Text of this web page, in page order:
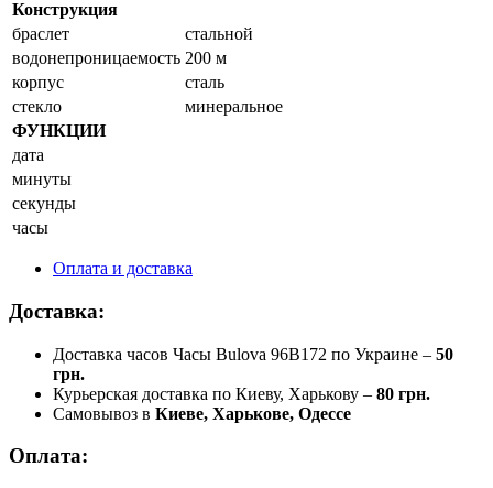
Конструкция
браслет
стальной
водонепроницаемость 200 м
корпус
сталь
стекло
минеральное
ФУНКЦИИ
дата
минуты
секунды
часы
Оплата и доставка
Доставка:
Доставка часов Часы Bulova 96B172 по Украине – 50
грн.
Курьерская доставка по Киеву, Харькову – 80 грн.
Самовывоз в Киеве, Харькове, Одессе
Оплата: